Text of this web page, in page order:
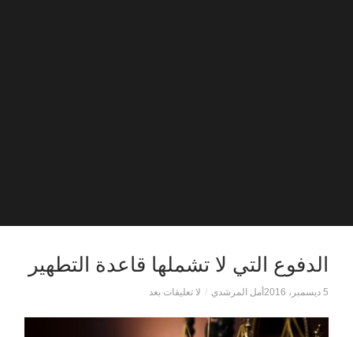
الدفوع التي لا تشملها قاعدة التطهير
5 ديسمبر، 2016 أمل المرشدي / لا تعليقات بعد